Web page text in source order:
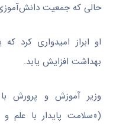
حالی که جمعیت دانش‌آموزی کشور ۱۶
او ابراز امیدواری کرد
بهداشت افزایش یابد.
وزیر آموزش و پرورش
(«سلامت پایدار با علم و